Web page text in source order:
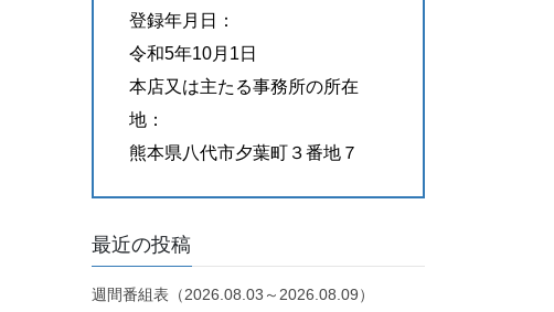
登録年月日：
令和5年10月1日
本店又は主たる事務所の所在
地：
熊本県八代市夕葉町３番地７
最近の投稿
週間番組表（2026.08.03～2026.08.09）